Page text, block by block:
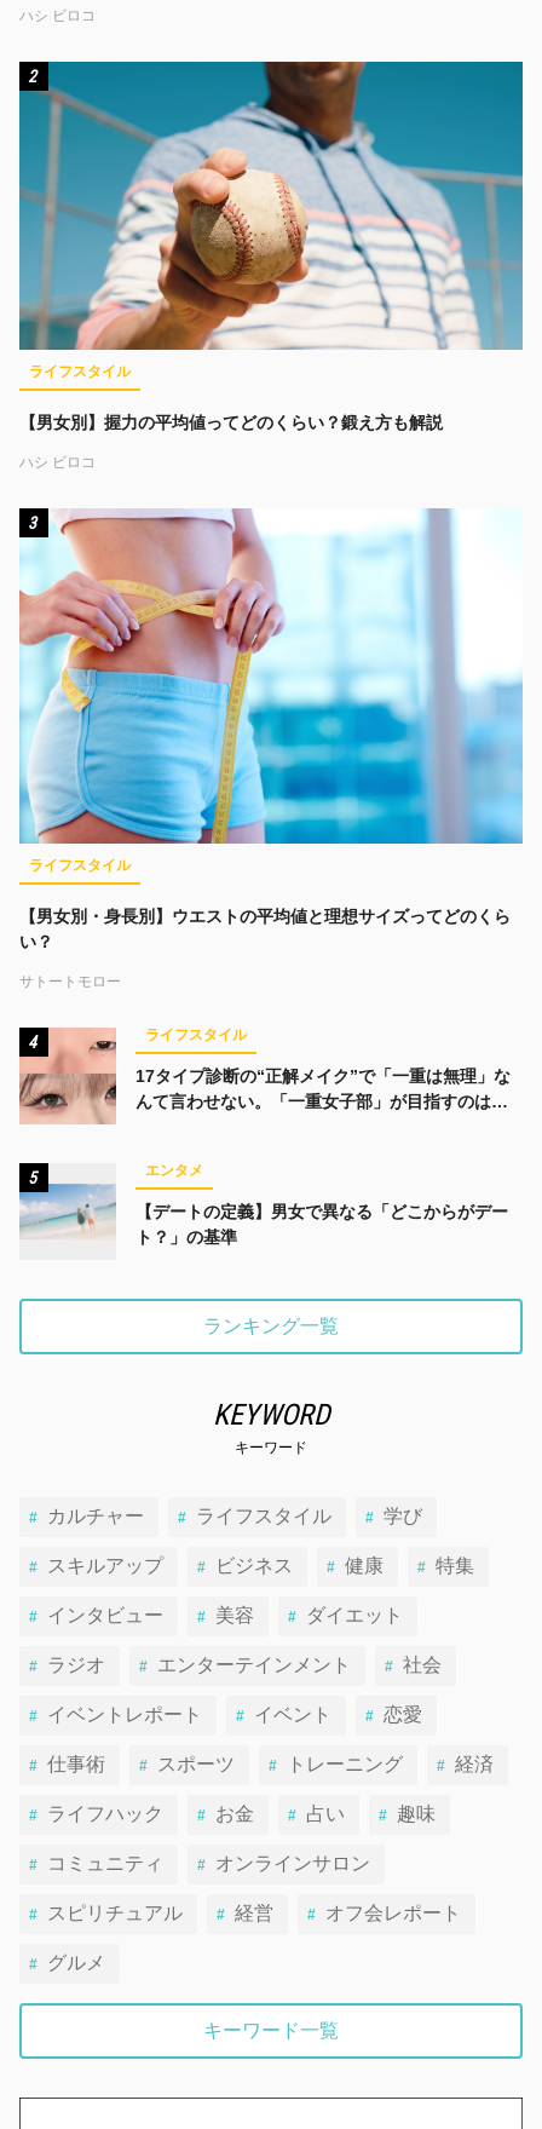
ハシ ビロコ
2
ライフスタイル
【男女別】握力の平均値ってどのくらい？鍛え方も解説
ハシ ビロコ
3
ライフスタイル
【男女別・身長別】ウエストの平均値と理想サイズってどのくら
い？
サトートモロー
4 ライフスタイル
17タイプ診断の“正解メイク”で「一重は無理」な
んて言わせない。「一重女子部」が目指すのは、
5 エンタメ
【デートの定義】男女で異なる「どこからがデー
ト？」の基準
ランキング一覧
KEYWORD
キーワード
カルチャー ライフスタイル 学び
スキルアップ ビジネス 健康 特集
インタビュー 美容 ダイエット
ラジオ エンターテインメント 社会
イベントレポート イベント 恋愛
仕事術 スポーツ トレーニング 経済
ライフハック お金 占い 趣味
コミュニティ オンラインサロン
スピリチュアル 経営 オフ会レポート
グルメ
キーワード一覧